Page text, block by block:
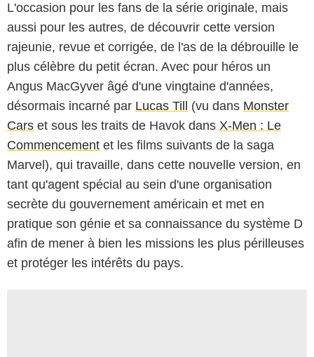
L'occasion pour les fans de la série originale, mais
aussi pour les autres, de découvrir cette version
rajeunie, revue et corrigée, de l'as de la débrouille le
plus célèbre du petit écran. Avec pour héros un
Angus MacGyver âgé d'une vingtaine d'années,
désormais incarné par Lucas Till (vu dans Monster
Cars et sous les traits de Havok dans X-Men : Le
Commencement et les films suivants de la saga
Marvel), qui travaille, dans cette nouvelle version, en
tant qu'agent spécial au sein d'une organisation
secrète du gouvernement américain et met en
pratique son génie et sa connaissance du système D
afin de mener à bien les missions les plus périlleuses
et protéger les intérêts du pays.